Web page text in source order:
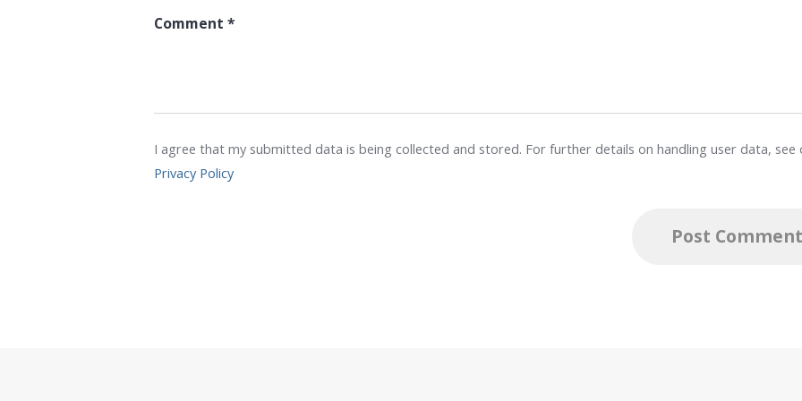
I agree that my submitted data is being collected and stored. For further details on handling user data, see
Privacy Policy